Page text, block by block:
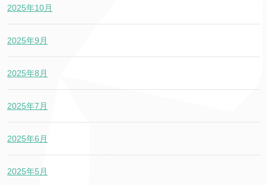
2025年10月
2025年9月
2025年8月
2025年7月
2025年6月
2025年5月